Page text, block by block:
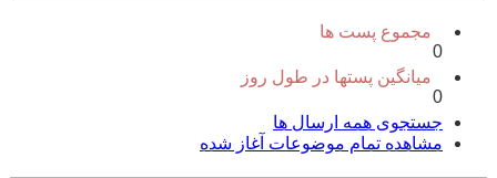
مجموع پست ها
0
میانگین پستها در طول روز
0
جستجوی همه ارسال ها
مشاهده تمام موضوعات آغاز شده